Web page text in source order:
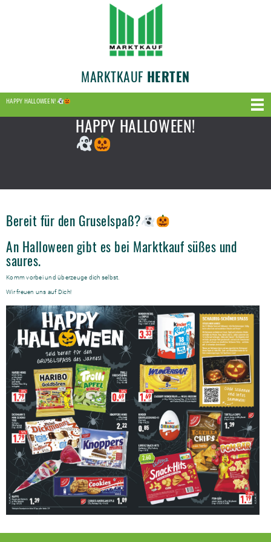
MARKTKAUF HERTEN
HAPPY HALLOWEEN!
HAPPY HALLOWEEN!
Bereit für den Gruselspaß?
An Halloween gibt es bei Marktkauf süßes und
saures.
Komm vorbei und überzeuge dich selbst.
Wir freuen uns auf Dich!